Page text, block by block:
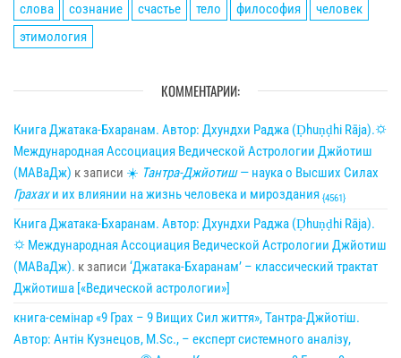
слова
сознание счастье тело философия
человек
этимология
КОММЕНТАРИИ:
Книга Джатака-Бхаранам. Автор: Дхундхи Раджа (Ḍhuṇḍhi Rāja).🌣
Международная Ассоциация Ведической Астрологии Джйотиш
(МАВаДж) к записи ☀ Тантра-Джйотиш— наука о Высших Силах
Грахахи их влиянии на жизнь человека и мироздания {4561}
Книга Джатака-Бхаранам. Автор: Дхундхи Раджа (Ḍhuṇḍhi Rāja).
🌣 Международная Ассоциация Ведической Астрологии Джйотиш
(МАВаДж). к записи ‘Джатака-Бхаранам’ – классический трактат
Джйотиша [«Ведической астрологии»]
книга-семінар «9 Грах – 9 Вищих Сил життя», Тантра-Джйотіш.
Автор: Антін Кузнецов, M.Sc., – експерт системного аналізу,